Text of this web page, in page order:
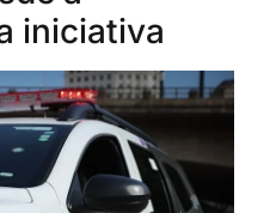
iniciativa